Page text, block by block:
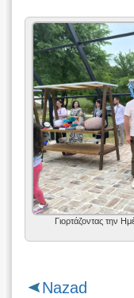
Γιορτάζοντας την
Nazad